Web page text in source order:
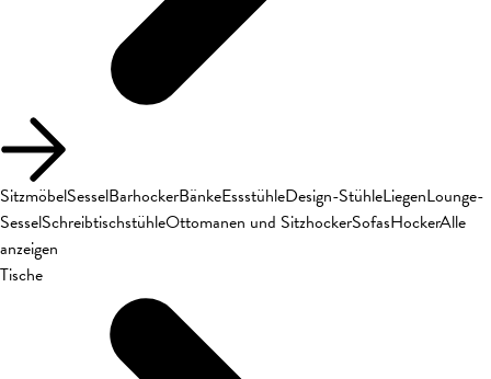
SitzmöbelSesselBarhockerBänkeEssstühleDesign-StühleLiegenLounge-
SesselSchreibtischstühleOttomanen und SitzhockerSofasHockerAlle
anzeigen
Tische